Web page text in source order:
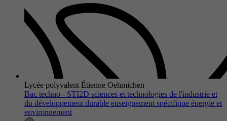
Lycée polyvalent Étienne Oehmichen
Bac techno - STI2D sciences et technologies de l'industrie et
du développement durable enseignement spécifique énergie et
environnement